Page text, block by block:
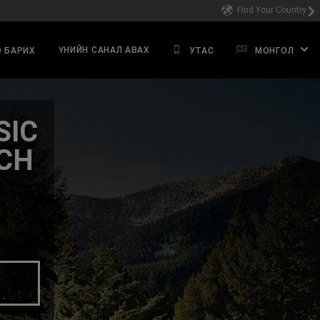
Find Your Country
БАРИХ ҮНИЙН САНАЛ АВАХ УТАС МОНГОЛ